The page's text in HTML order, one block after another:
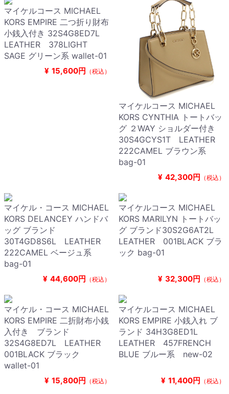
マイケルコース MICHAEL
KORS EMPIRE 二つ折り財布
小銭入付き 32S4G8ED7L
LEATHER 378LIGHT
SAGE グリーン系 wallet-01
¥ 15,600円 （税込）
マイケルコース MICHAEL
KORS CYNTHIA トートバッ
グ ２WAY ショルダー付き
30S4GCYS1T LEATHER
222CAMEL ブラウン系
bag-01
¥ 42,300円 （税込）
マイケル・コース MICHAEL
KORS DELANCEY ハンドバ
ッグ ブランド
30T4GD8S6L LEATHER
222CAMEL ベージュ系
bag-01
¥ 44,600円 （税込）
マイケルコース MICHAEL
KORS MARILYN トートバッ
グ ブランド30S2G6AT2L
LEATHER 001BLACK ブラ
ック bag-01
¥ 32,300円 （税込）
マイケル・コース MICHAEL
KORS EMPIRE 二折財布小銭
入付き ブランド
32S4G8ED7L LEATHER
001BLACK ブラック
wallet-01
¥ 15,800円 （税込）
マイケルコース MICHAEL
KORS EMPIRE 小銭入れ ブ
ランド 34H3G8ED1L
LEATHER 457FRENCH
BLUE ブルー系 new-02
¥ 11,400円 （税込）